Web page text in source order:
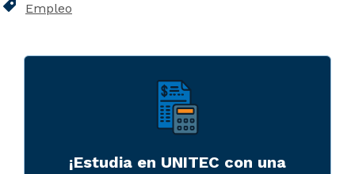
Empleo
¡Estudia en UNITEC con una